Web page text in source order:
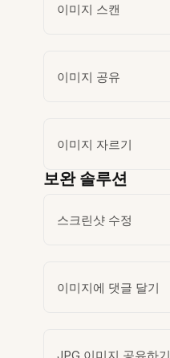
이미지 스캔
이미지 공유
이미지 자르기
보완 솔루션
스크린샷 수정
이미지에 댓글 달기
JPG 이미지 공유하기